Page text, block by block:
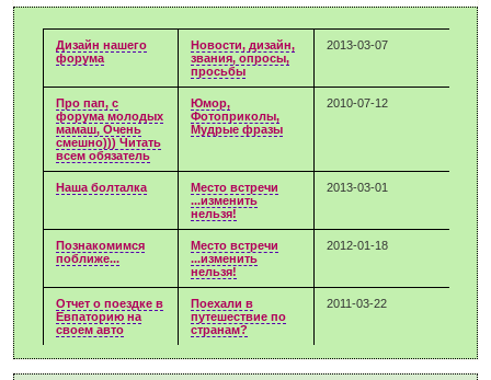
Дизайн нашего
форума
Новости, дизайн,
звания, опросы,
просьбы
2013-03-07
Про пап, с
форума молодых
мамаш, Очень
смешно))) Читать
всем обязатель
Юмор,
Фотоприколы,
Мудрые фразы
2010-07-12
Наша болталка
Место встречи
...изменить
нельзя!
2013-03-01
Познакомимся
поближе...
Место встречи
...изменить
нельзя!
2012-01-18
Отчет о поездке в
Евпаторию на
своем авто
Поехали в
путешествие по
странам?
2011-03-22